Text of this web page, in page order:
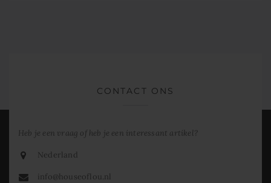
CONTACT ONS
Heb je een vraag of heb je een interessant artikel?
Nederland
info@houseoflou.nl